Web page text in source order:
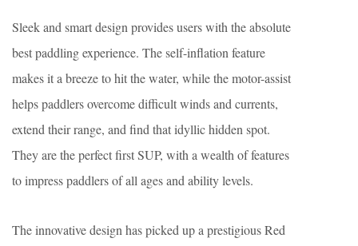
Sleek and smart design provides users with the absolute
best paddling experience. The self-inflation feature
makes it a breeze to hit the water, while the motor-assist
helps paddlers overcome difficult winds and currents,
extend their range, and find that idyllic hidden spot.
They are the perfect first SUP, with a wealth of features
to impress paddlers of all ages and ability levels.
The innovative design has picked up a prestigious Red